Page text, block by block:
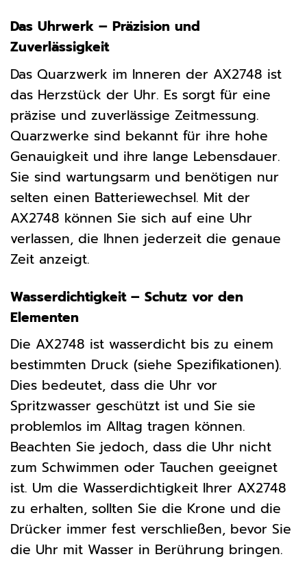
Das Uhrwerk – Präzision und
Zuverlässigkeit
Das Quarzwerk im Inneren der AX2748 ist
das Herzstück der Uhr. Es sorgt für eine
präzise und zuverlässige Zeitmessung.
Quarzwerke sind bekannt für ihre hohe
Genauigkeit und ihre lange Lebensdauer.
Sie sind wartungsarm und benötigen nur
selten einen Batteriewechsel. Mit der
AX2748 können Sie sich auf eine Uhr
verlassen, die Ihnen jederzeit die genaue
Zeit anzeigt.
Wasserdichtigkeit – Schutz vor den
Elementen
Die AX2748 ist wasserdicht bis zu einem
bestimmten Druck (siehe Spezifikationen).
Dies bedeutet, dass die Uhr vor
Spritzwasser geschützt ist und Sie sie
problemlos im Alltag tragen können.
Beachten Sie jedoch, dass die Uhr nicht
zum Schwimmen oder Tauchen geeignet
ist. Um die Wasserdichtigkeit Ihrer AX2748
zu erhalten, sollten Sie die Krone und die
Drücker immer fest verschließen, bevor Sie
die Uhr mit Wasser in Berührung bringen.